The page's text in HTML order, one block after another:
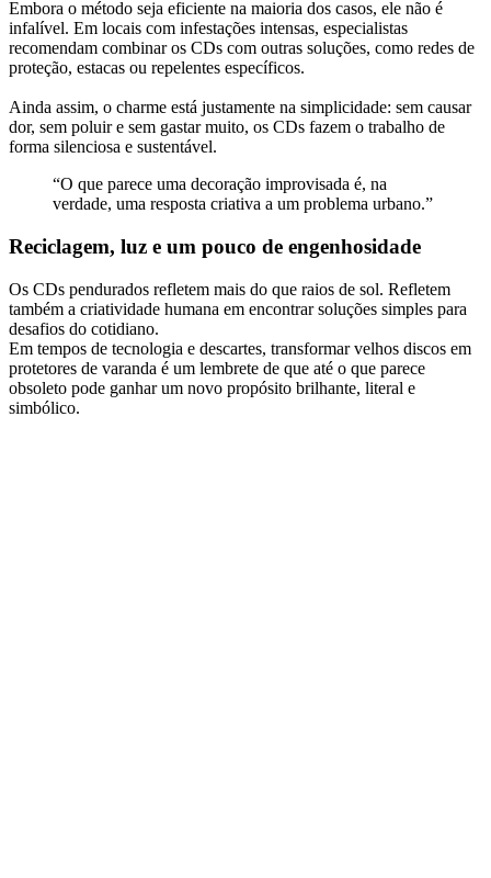
Embora o método seja eficiente na maioria dos casos, ele não é
infalível. Em locais com infestações intensas, especialistas
recomendam combinar os CDs com outras soluções, como redes de
proteção, estacas ou repelentes específicos.
Ainda assim, o charme está justamente na simplicidade: sem causar
dor, sem poluir e sem gastar muito, os CDs fazem o trabalho de
forma silenciosa e sustentável.
“O que parece uma decoração improvisada é, na
verdade, uma resposta criativa a um problema urbano.”
Reciclagem, luz e um pouco de engenhosidade
Os CDs pendurados refletem mais do que raios de sol. Refletem
também a criatividade humana em encontrar soluções simples para
desafios do cotidiano.
Em tempos de tecnologia e descartes, transformar velhos discos em
protetores de varanda é um lembrete de que até o que parece
obsoleto pode ganhar um novo propósito brilhante, literal e
simbólico.